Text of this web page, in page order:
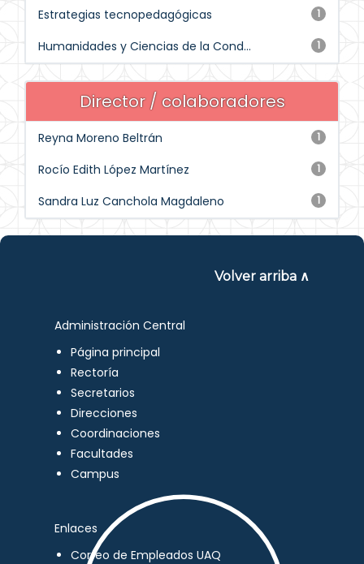
1
Estrategias tecnopedagógicas
1
Humanidades y Ciencias de la Cond...
Director / colaboradores
1
Reyna Moreno Beltrán
1
Rocío Edith López Martínez
1
Sandra Luz Canchola Magdaleno
Volver arriba ∧
Administración Central
Página principal
Rectoría
Secretarios
Direcciones
Coordinaciones
Facultades
Campus
Enlaces
Correo de Empleados UAQ